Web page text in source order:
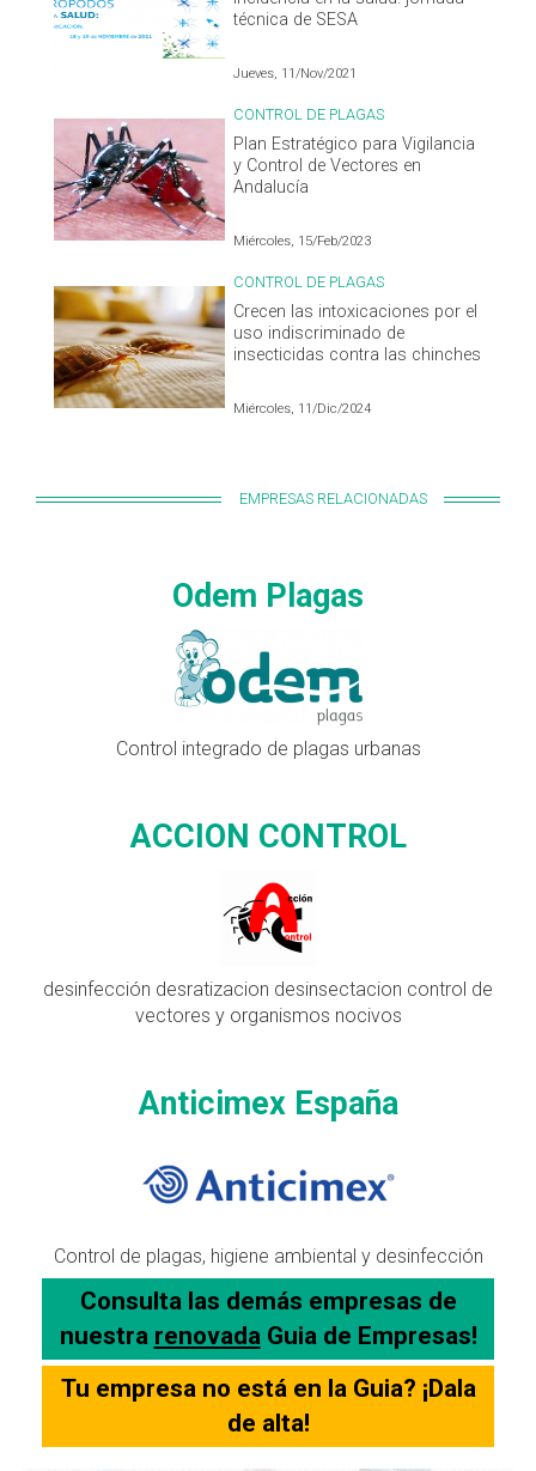
técnica de SESA
Jueves, 11/Nov/2021
CONTROL DE PLAGAS
Plan Estratégico para Vigilancia
y Control de Vectores en
Andalucía
Miércoles, 15/Feb/2023
CONTROL DE PLAGAS
Crecen las intoxicaciones por el
uso indiscriminado de
insecticidas contra las chinches
Miércoles, 11/Dic/2024
EMPRESAS RELACIONADAS
Odem Plagas
Control integrado de plagas urbanas
ACCION CONTROL
desinfección desratizacion desinsectacion control de
vectores y organismos nocivos
Anticimex España
Control de plagas, higiene ambiental y desinfección
Consulta las demás empresas de
nuestra renovadaGuia de Empresas!
Tu empresa no está en la Guia? ¡Dala
de alta!